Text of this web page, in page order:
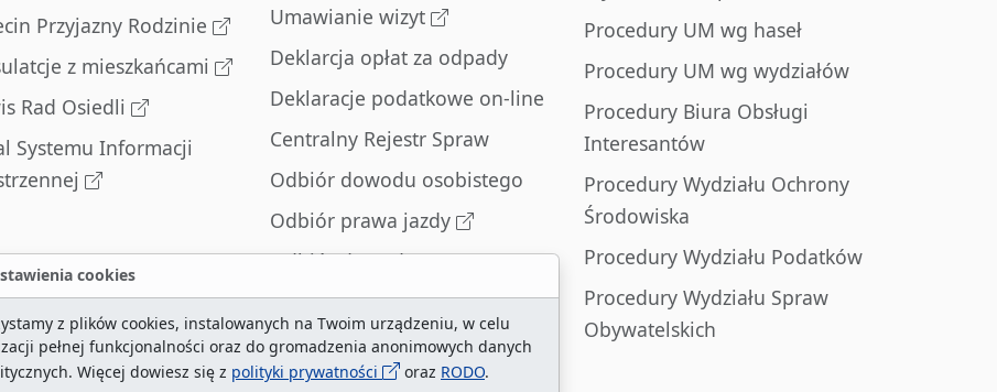
cookies
z plików cookies, instalowanych na Twoim urządzeniu, w celu
pełnej funkcjonalności oraz do gromadzenia anonimowych danych
Więcej dowiesz się z polityki prywatności oraz RODO.
Przyjazny Rodzinie
z mieszkańcami
Rad Osiedli
Systemu Informacji
Umawianie wizyt
Deklarcja opłat za odpady
Deklaracje podatkowe on-line
Centralny Rejestr Spraw
Odbiór dowodu osobistego
Odbiór prawa jazdy
Odbiór dowodu
rejestracyjnego
Zatrzymane dowody
rejestracyjne
Procedury UM wg haseł
Procedury UM wg wydziałów
Procedury Biura Obsługi
Interesantów
Procedury Wydziału Ochrony
Środowiska
Procedury Wydziału Podatków
Procedury Wydziału Spraw
Obywatelskich